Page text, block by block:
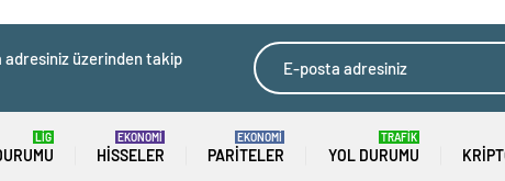
üzerinden takip
LİG
HISSELER
EKONOMİ
PARITELER
EKONOMİ
YOL DURUMU
TRAFİK